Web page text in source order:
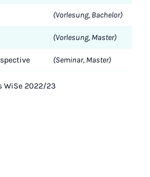
(Vorlesung, Bachelor)
(Vorlesung, Master)
(Seminar, Master)
WiSe 2022/23